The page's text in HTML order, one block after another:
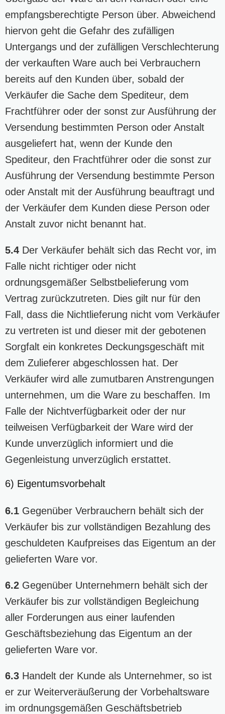
empfangsberechtigte Person über. Abweichend
hiervon geht die Gefahr des zufälligen
Untergangs und der zufälligen Verschlechterung
der verkauften Ware auch bei Verbrauchern
bereits auf den Kunden über, sobald der
Verkäufer die Sache dem Spediteur, dem
Frachtführer oder der sonst zur Ausführung der
Versendung bestimmten Person oder Anstalt
ausgeliefert hat, wenn der Kunde den
Spediteur, den Frachtführer oder die sonst zur
Ausführung der Versendung bestimmte Person
oder Anstalt mit der Ausführung beauftragt und
der Verkäufer dem Kunden diese Person oder
Anstalt zuvor nicht benannt hat.
5.4 Der Verkäufer behält sich das Recht vor, im
Falle nicht richtiger oder nicht
ordnungsgemäßer Selbstbelieferung vom
Vertrag zurückzutreten. Dies gilt nur für den
Fall, dass die Nichtlieferung nicht vom Verkäufer
zu vertreten ist und dieser mit der gebotenen
Sorgfalt ein konkretes Deckungsgeschäft mit
dem Zulieferer abgeschlossen hat. Der
Verkäufer wird alle zumutbaren Anstrengungen
unternehmen, um die Ware zu beschaffen. Im
Falle der Nichtverfügbarkeit oder der nur
teilweisen Verfügbarkeit der Ware wird der
Kunde unverzüglich informiert und die
Gegenleistung unverzüglich erstattet.
6) Eigentumsvorbehalt
6.1 Gegenüber Verbrauchern behält sich der
Verkäufer bis zur vollständigen Bezahlung des
geschuldeten Kaufpreises das Eigentum an der
gelieferten Ware vor.
6.2 Gegenüber Unternehmern behält sich der
Verkäufer bis zur vollständigen Begleichung
aller Forderungen aus einer laufenden
Geschäftsbeziehung das Eigentum an der
gelieferten Ware vor.
6.3 Handelt der Kunde als Unternehmer, so ist
er zur Weiterveräußerung der Vorbehaltsware
im ordnungsgemäßen Geschäftsbetrieb